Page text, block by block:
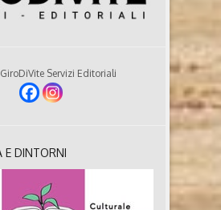
Servizi Editoriali
E DINTORNI